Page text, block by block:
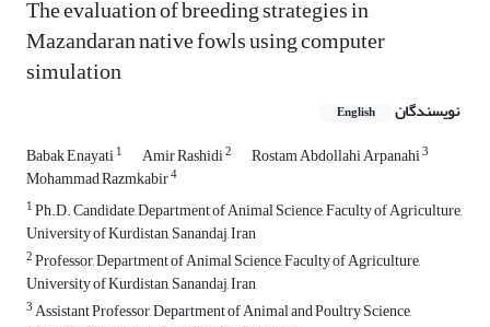
The evaluation of breeding strategies in
Mazandaran native fowls using computer
simulation
نویسندگان English
Babak Enayati1 Amir Rashidi2 Rostam Abdollahi Arpanahi3
Mohammad Razmkabir4
1Ph.D. Candidate, Department of Animal Science, Faculty of Agriculture,
University of Kurdistan, Sanandaj, Iran
2Professor, Department of Animal Science, Faculty of Agriculture,
University of Kurdistan, Sanandaj, Iran
3Assistant Professor, Department of Animal and Poultry Science,